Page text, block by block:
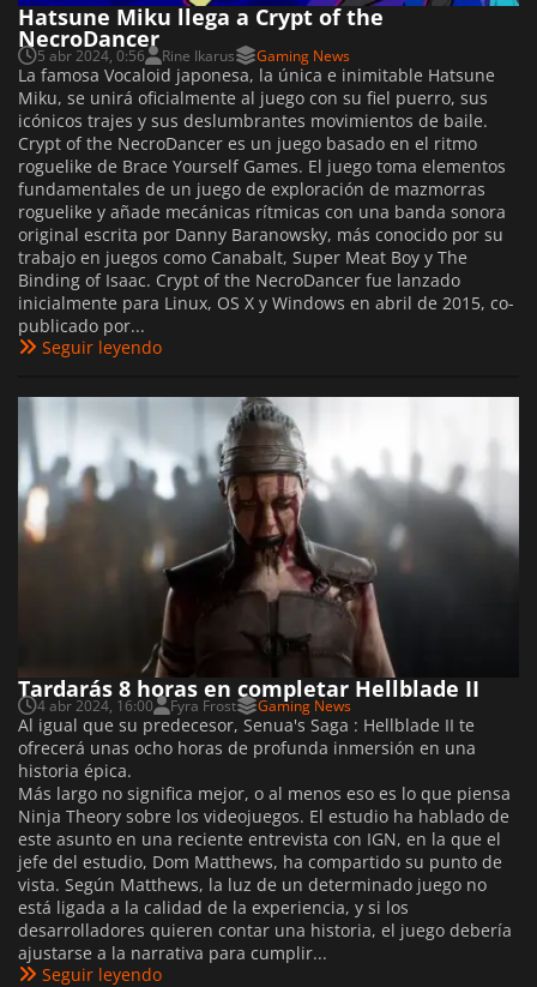
Hatsune Miku llega a Crypt of the
NecroDancer
5 abr 2024, 0:56 Rine Ikarus Gaming News
La famosa Vocaloid japonesa, la única e inimitable Hatsune
Miku, se unirá oficialmente al juego con su fiel puerro, sus
icónicos trajes y sus deslumbrantes movimientos de baile.
Crypt of the NecroDancer es un juego basado en el ritmo
roguelike de Brace Yourself Games. El juego toma elementos
fundamentales de un juego de exploración de mazmorras
roguelike y añade mecánicas rítmicas con una banda sonora
original escrita por Danny Baranowsky, más conocido por su
trabajo en juegos como Canabalt, Super Meat Boy y The
Binding of Isaac. Crypt of the NecroDancer fue lanzado
inicialmente para Linux, OS X y Windows en abril de 2015, co-
publicado por...
Seguir leyendo
Tardarás 8 horas en completar Hellblade II
4 abr 2024, 16:00 Fyra Frost Gaming News
Al igual que su predecesor, Senua's Saga : Hellblade II te
ofrecerá unas ocho horas de profunda inmersión en una
historia épica.
Más largo no significa mejor, o al menos eso es lo que piensa
Ninja Theory sobre los videojuegos. El estudio ha hablado de
este asunto en una reciente entrevista con IGN, en la que el
jefe del estudio, Dom Matthews, ha compartido su punto de
vista. Según Matthews, la luz de un determinado juego no
está ligada a la calidad de la experiencia, y si los
desarrolladores quieren contar una historia, el juego debería
ajustarse a la narrativa para cumplir...
Seguir leyendo